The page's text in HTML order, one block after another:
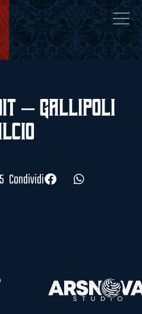
– Gallipoli
Condividi